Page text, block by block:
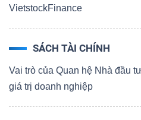
VietstockFinance
SÁCH TÀI CHÍNH
Vai trò của Quan hệ Nhà đầu
giá trị doanh nghiệp